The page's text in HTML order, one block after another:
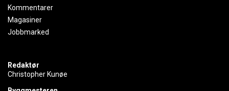
Kommentarer
Magasiner
Jobbmarked
Redaktør
Christopher Kunøe